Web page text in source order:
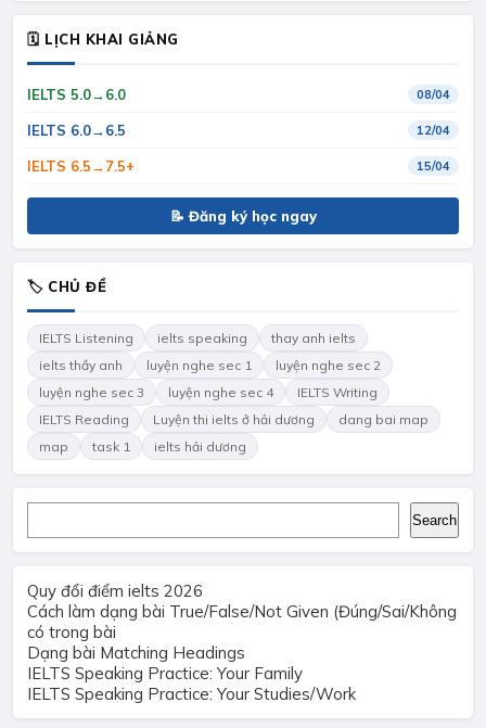
🗓 LỊCH KHAI GIẢNG
IELTS 5.0→6.0 08/04
IELTS 6.0→6.5 12/04
IELTS 6.5→7.5+ 15/04
📝 Đăng ký học ngay
🏷 CHỦ ĐỀ
IELTS Listening ielts speaking
thay anh ielts
ielts thầy anh
luyện nghe sec 1
luyện nghe sec 2
luyện nghe sec 3
luyện nghe sec 4
IELTS Writing
IELTS Reading
Luyện thi ielts ở hải dương
dang bai map
map
task 1 ielts hải dương
Search
Quy đổi điểm ielts 2026
Cách làm dạng bài True/False/Not Given (Đúng/Sai/Không
có trong bài
Dạng bài Matching Headings
IELTS Speaking Practice: Your Family
IELTS Speaking Practice: Your Studies/Work